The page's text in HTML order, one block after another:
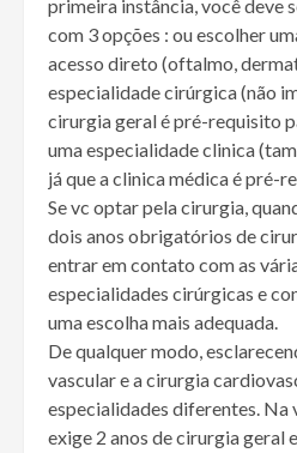
primeira instância, você deve
com 3 opções : ou escolher
acesso direto (oftalmo,
especialidade cirúrgica (não
cirurgia geral é pré-requisito
uma especialidade clinica
já que a clinica médica é pré-
Se vc optar pela cirurgia,
dois anos obrigatórios de
entrar em contato com as
especialidades cirúrgicas e
uma escolha mais adequada.
De qualquer modo,
vascular e a cirurgia
especialidades diferentes. Na
exige 2 anos de cirurgia geral